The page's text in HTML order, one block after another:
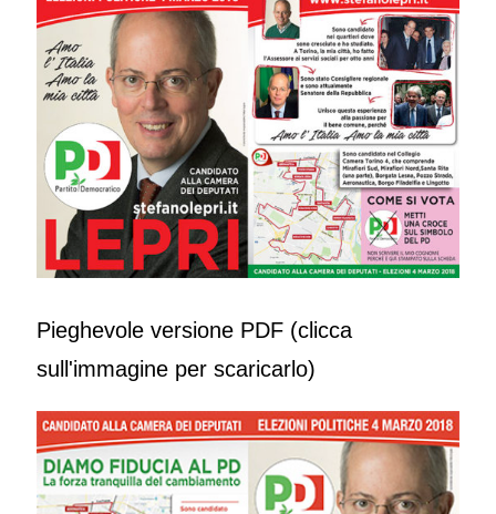
Pieghevole versione PDF (clicca
sull'immagine per scaricarlo)